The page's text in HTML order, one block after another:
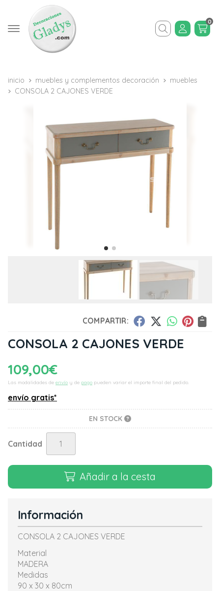
Buscar
0
inicio muebles y complementos decoración
muebles
CONSOLA 2 CAJONES VERDE
COMPARTIR:
CONSOLA 2 CAJONES VERDE
109,00€
Las modalidades de envío y de pago pueden variar el importe final del pedido.
envío gratis*
EN STOCK
Cantidad
Añadir a la cesta
Información
CONSOLA 2 CAJONES VERDE
Material
MADERA
Medidas
90 x 30 x 80cm